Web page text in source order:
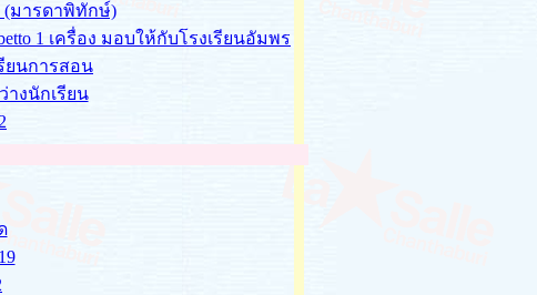
(มารดาพิทักษ์)
1 เครื่อง มอบให้กับโรงเรียนอัมพร
ยนการสอน
างนักเรียน